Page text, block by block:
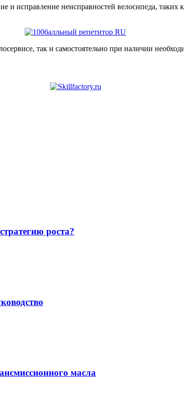
и исправление неисправностей велосипеда,
так и самостоятельно при наличии
роста?
масла